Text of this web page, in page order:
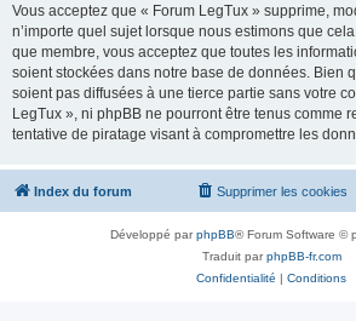
Vous acceptez que « Forum LegTux » supprime,
n’importe quel sujet lorsque nous estimons que
que membre, vous acceptez que toutes les
soient stockées dans notre base de données. Bien
soient pas diffusées à une tierce partie sans votre
LegTux », ni phpBB ne pourront être tenus comme
tentative de piratage visant à compromettre les
Index du forum Supprimer les cookies
Développé parphpBB® Forum Software ©
Traduit parphpBB-fr.com
Confidentialité | Conditions